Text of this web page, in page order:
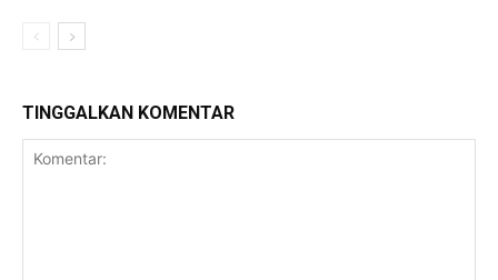
TINGGALKAN KOMENTAR